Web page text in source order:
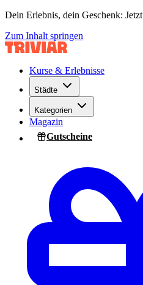
Dein Erlebnis, dein Geschenk: Jetzt
Zum Inhalt springen
Kurse & Erlebnisse
Städte
Kategorien
Magazin
Gutscheine